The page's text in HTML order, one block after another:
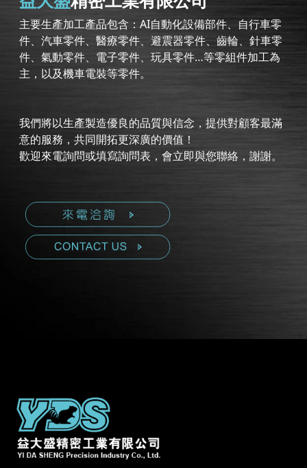
主要生產加工產品包含：AI自動化設備部件、自行車零
件、汽車零件、醫療零件、避震器零件、齒輪、針車零
件、氣動零件、電子零件、玩具零件…等零組件加工為
主，以及機車電裝等零件。
我們將以生產製造優良的品質與信念，提供對顧客最滿
意的服務，共同開拓更深廣的價值！
歡迎來電詢問或填寫詢問表，會立即與您聯絡，謝謝。